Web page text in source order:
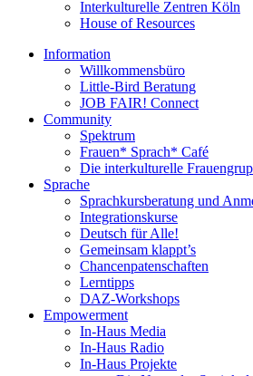
Interkulturelle Zentren Köln
House of Resources
Information
Willkommensbüro
Little-Bird Beratung
JOB FAIR! Connect
Community
Spektrum
Frauen* Sprach* Café
Die interkulturelle
Sprache
Sprachkursberatung und
Integrationskurse
Deutsch für Alle!
Gemeinsam klappt’s
Chancenpatenschaften
Lerntipps
DAZ-Workshops
Empowerment
In-Haus Media
In-Haus Radio
In-Haus Projekte